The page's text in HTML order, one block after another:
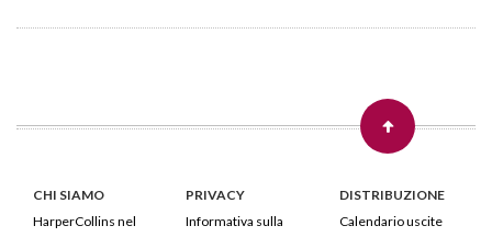
CHI SIAMO
HarperCollins nel
PRIVACY
Informativa sulla
DISTRIBUZIONE
Calendario uscite